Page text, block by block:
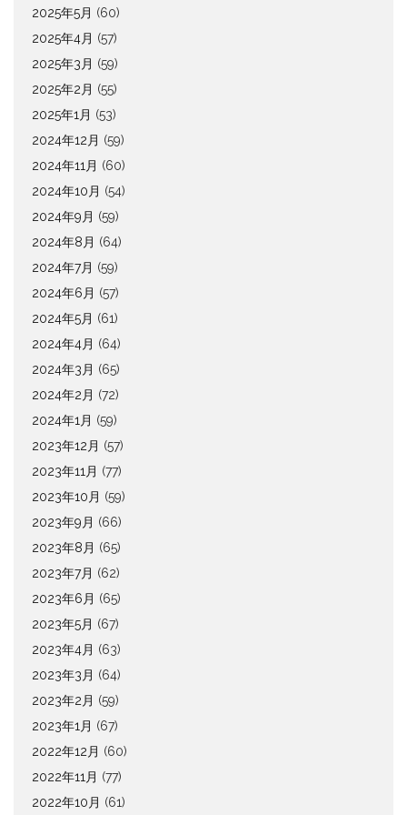
2025年5月 (60)
2025年4月 (57)
2025年3月 (59)
2025年2月 (55)
2025年1月 (53)
2024年12月 (59)
2024年11月 (60)
2024年10月 (54)
2024年9月 (59)
2024年8月 (64)
2024年7月 (59)
2024年6月 (57)
2024年5月 (61)
2024年4月 (64)
2024年3月 (65)
2024年2月 (72)
2024年1月 (59)
2023年12月 (57)
2023年11月 (77)
2023年10月 (59)
2023年9月 (66)
2023年8月 (65)
2023年7月 (62)
2023年6月 (65)
2023年5月 (67)
2023年4月 (63)
2023年3月 (64)
2023年2月 (59)
2023年1月 (67)
2022年12月 (60)
2022年11月 (77)
2022年10月 (61)